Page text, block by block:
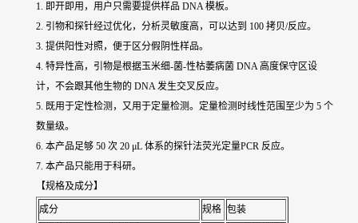
1. 即开即用，用户只需要提供样品 DNA 模板。
2. 引物和探针经过优化，分析灵敏度高，可以达到 100 拷贝/反应。
3. 提供阳性对照，便于区分假阴性样品。
4. 特异性高，引物是根据玉米细-菌-性枯萎病菌 DNA 高度保守区设
计，不会跟其他生物的 DNA 发生交叉反应。
5. 既用于定性检测，又用于定量检测。定量检测时线性范围至少为 5 个
数量级。
6. 本产品足够 50 次 20 μL 体系的探针法荧光定量PCR 反应。
7. 本产品只能用于科研。
【规格及成分】
成分 规格 包装